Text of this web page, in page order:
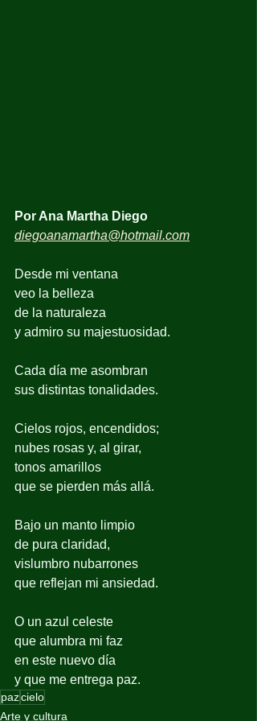
Por Ana Martha Diego
diegoanamartha@hotmail.com
Desde mi ventana
veo la belleza
de la naturaleza
y admiro su majestuosidad.
Cada día me asombran
sus distintas tonalidades.
Cielos rojos, encendidos;
nubes rosas y, al girar,
tonos amarillos
que se pierden más allá.
Bajo un manto limpio
de pura claridad,
vislumbro nubarrones
que reflejan mi ansiedad.
O un azul celeste
que alumbra mi faz
en este nuevo día
y que me entrega paz.
pazcielo
Arte y cultura